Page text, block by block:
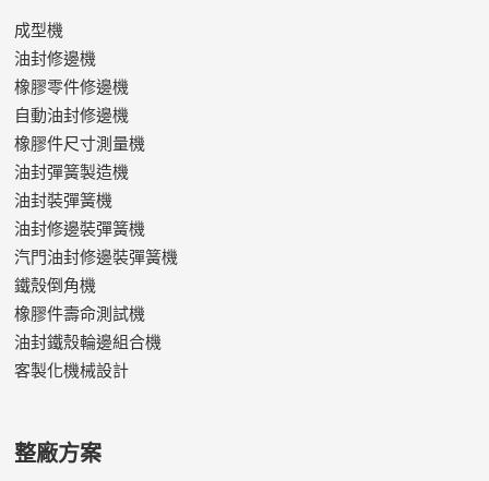
成型機
油封修邊機
橡膠零件修邊機
自動油封修邊機
橡膠件尺寸測量機
油封彈簧製造機
油封裝彈簧機
油封修邊裝彈簧機
汽門油封修邊裝彈簧機
鐵殼倒角機
橡膠件壽命測試機
油封鐵殼輪邊組合機
客製化機械設計
整廠方案